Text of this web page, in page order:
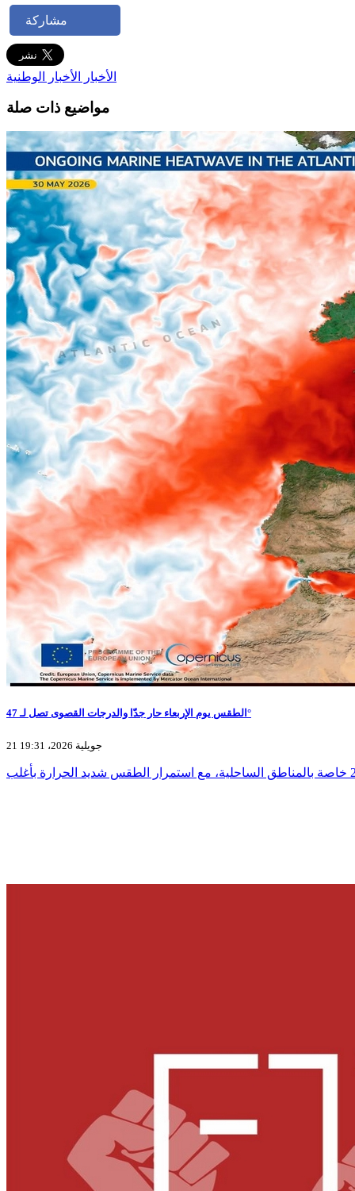
مشاركة
الأخبار الأخبار الوطنية
مواضيع ذات صلة
الطقس يوم الإربعاء حار جدّا والدرجات القصوى تصل لـ 47°
21 جويلية 2026، 19:31